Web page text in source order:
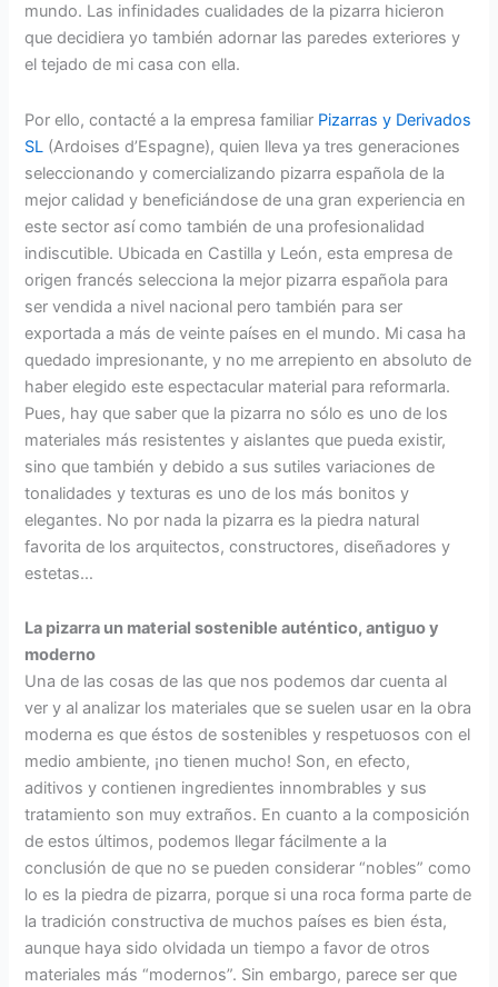
mundo. Las infinidades cualidades de la pizarra hicieron
que decidiera yo también adornar las paredes exteriores y
el tejado de mi casa con ella.
Por ello, contacté a la empresa familiar Pizarras y Derivados
SL (Ardoises d’Espagne), quien lleva ya tres generaciones
seleccionando y comercializando pizarra española de la
mejor calidad y beneficiándose de una gran experiencia en
este sector así como también de una profesionalidad
indiscutible. Ubicada en Castilla y León, esta empresa de
origen francés selecciona la mejor pizarra española para
ser vendida a nivel nacional pero también para ser
exportada a más de veinte países en el mundo. Mi casa ha
quedado impresionante, y no me arrepiento en absoluto de
haber elegido este espectacular material para reformarla.
Pues, hay que saber que la pizarra no sólo es uno de los
materiales más resistentes y aislantes que pueda existir,
sino que también y debido a sus sutiles variaciones de
tonalidades y texturas es uno de los más bonitos y
elegantes. No por nada la pizarra es la piedra natural
favorita de los arquitectos, constructores, diseñadores y
estetas…
La pizarra un material sostenible auténtico, antiguo y
moderno
Una de las cosas de las que nos podemos dar cuenta al
ver y al analizar los materiales que se suelen usar en la obra
moderna es que éstos de sostenibles y respetuosos con el
medio ambiente, ¡no tienen mucho! Son, en efecto,
aditivos y contienen ingredientes innombrables y sus
tratamiento son muy extraños. En cuanto a la composición
de estos últimos, podemos llegar fácilmente a la
conclusión de que no se pueden considerar “nobles” como
lo es la piedra de pizarra, porque si una roca forma parte de
la tradición constructiva de muchos países es bien ésta,
aunque haya sido olvidada un tiempo a favor de otros
materiales más “modernos”. Sin embargo, parece ser que